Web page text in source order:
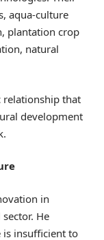
aqua-culture
plantation crop
natural
relationship that
development
in
He
is insufficient to